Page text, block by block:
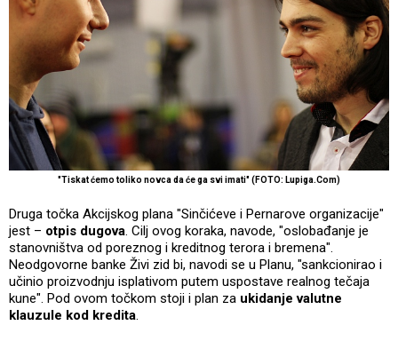
"Tiskat ćemo toliko novca da će ga svi imati" (FOTO: Lupiga.Com)
Druga točka Akcijskog plana "Sinčićeve i Pernarove organizacije"
jest – otpis dugova. Cilj ovog koraka, navode, "oslobađanje je
stanovništva od poreznog i kreditnog terora i bremena".
Neodgovorne banke Živi zid bi, navodi se u Planu, "sankcionirao i
učinio proizvodnju isplativom putem uspostave realnog tečaja
kune". Pod ovom točkom stoji i plan za ukidanje valutne
klauzule kod kredita.